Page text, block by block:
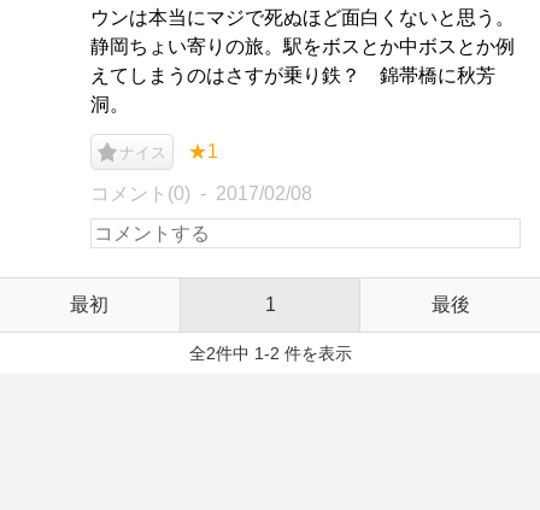
ウンは本当にマジで死ぬほど面白くないと思う。
静岡ちょい寄りの旅。駅をボスとか中ボスとか例
えてしまうのはさすが乗り鉄？ 錦帯橋に秋芳
洞。
ナイス ★1
コメント(0) 2017/02/08
最初 1 最後
全2件中 1-2 件を表示